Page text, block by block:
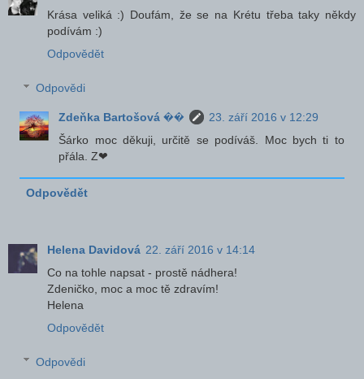
Krása veliká :) Doufám, že se na Krétu třeba taky někdy
podívám :)
Odpovědět
Odpovědi
Zdeňka Bartošová ��
23. září 2016 v 12:29
Šárko moc děkuji, určitě se podíváš. Moc bych ti to
přála. Z❤
Odpovědět
Helena Davidová 22. září 2016 v 14:14
Co na tohle napsat - prostě nádhera!
Zdeničko, moc a moc tě zdravím!
Helena
Odpovědět
Odpovědi